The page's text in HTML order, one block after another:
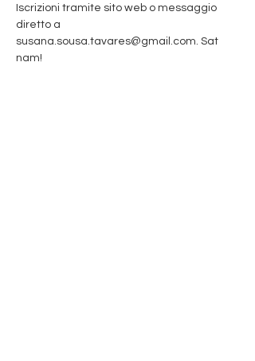
Iscrizioni tramite sito web o messaggio
diretto a
susana.sousa.tavares@gmail.com. Sat
nam!